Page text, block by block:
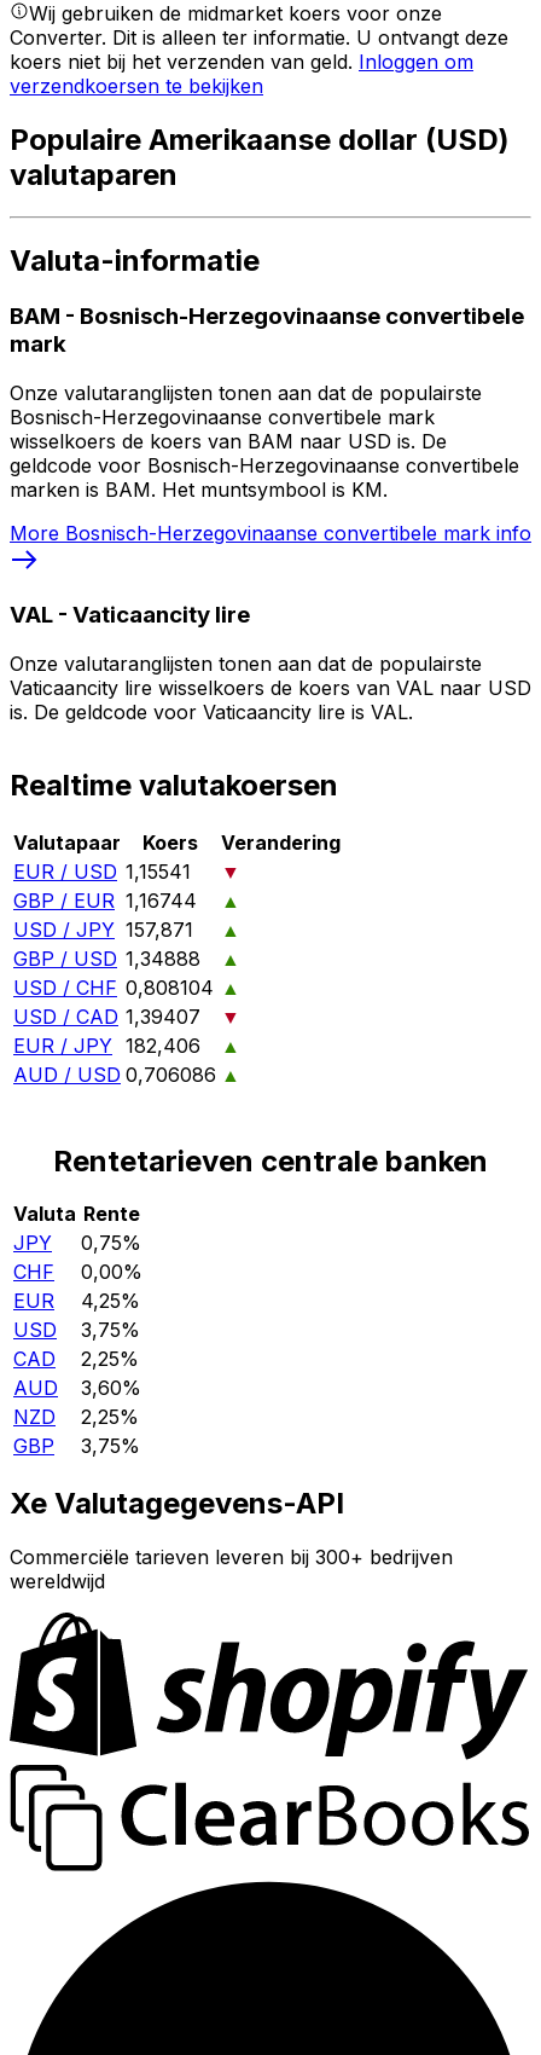
Wij gebruiken de midmarket koers voor onze
Converter. Dit is alleen ter informatie. U ontvangt deze
koers niet bij het verzenden van geld. Inloggen om
verzendkoersen te bekijken
Populaire Amerikaanse dollar (USD)
valutaparen
Valuta-informatie
BAM - Bosnisch-Herzegovinaanse convertibele
mark
Onze valutaranglijsten tonen aan dat de populairste
Bosnisch-Herzegovinaanse convertibele mark
wisselkoers de koers van BAM naar USD is. De
geldcode voor Bosnisch-Herzegovinaanse convertibele
marken is BAM. Het muntsymbool is KM.
More Bosnisch-Herzegovinaanse convertibele mark info
VAL - Vaticaancity lire
Onze valutaranglijsten tonen aan dat de populairste
Vaticaancity lire wisselkoers de koers van VAL naar USD
is. De geldcode voor Vaticaancity lire is VAL.
Realtime valutakoersen
Valutapaar Koers
Verandering
EUR / USD 1,15541
▼
GBP / EUR 1,16744
▲
USD / JPY 157,871
▲
GBP / USD 1,34888
▲
USD / CHF 0,808104 ▲
USD / CAD 1,39407
▼
EUR / JPY 182,406
▲
AUD / USD 0,706086 ▲
Rentetarieven centrale banken
Valuta Rente
JPY
0,75%
CHF
0,00%
EUR
4,25%
USD
3,75%
CAD
2,25%
AUD
3,60%
NZD
2,25%
GBP
3,75%
Xe Valutagegevens-API
Commerciële tarieven leveren bij 300+ bedrijven
wereldwijd